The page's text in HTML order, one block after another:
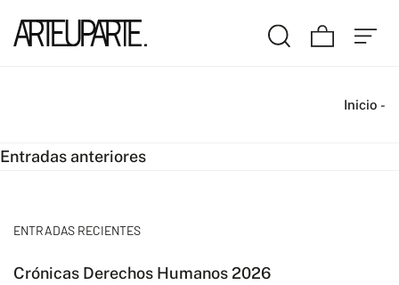
Inicio -
Navegación
entradas
Entradas anteriores
ENTRADAS RECIENTES
Crónicas Derechos Humanos 2026